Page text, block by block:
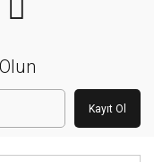
Kayıt Ol